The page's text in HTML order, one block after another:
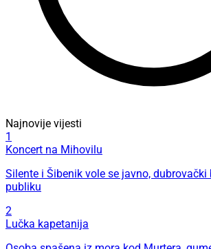
Najnovije vijesti
1
Koncert na Mihovilu
Silente i Šibenik vole se javno, dubrovački
publiku
2
Lučka kapetanija